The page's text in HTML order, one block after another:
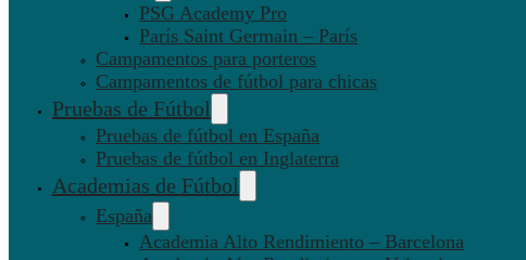
PSG Academy Pro
París Saint Germain – París
Campamentos para porteros
Campamentos de fútbol para chicas
Pruebas de Fútbol
Pruebas de fútbol en España
Pruebas de fútbol en Inglaterra
Academias de Fútbol
España
Academia Alto Rendimiento – Barcelona